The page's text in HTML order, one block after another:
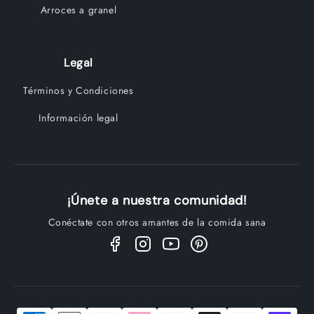
Arroces a granel
Legal
Términos y Condiciones
Información legal
¡Únete a nuestra comunidad!
Conéctate con otros amantes de la comida sana